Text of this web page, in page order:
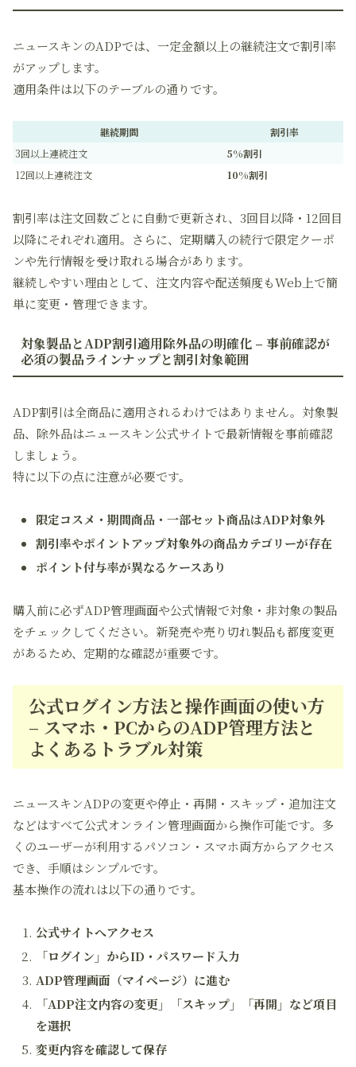
ニュースキンのADPでは、一定金額以上の継続注文で割引率
がアップします。
適用条件は以下のテーブルの通りです。
継続期間
割引率
3回以上連続注文
5%割引
12回以上連続注文
10%割引
割引率は注文回数ごとに自動で更新され、3回目以降・12回目
以降にそれぞれ適用。さらに、定期購入の続行で限定クーポ
ンや先行情報を受け取れる場合があります。
継続しやすい理由として、注文内容や配送頻度もWeb上で簡
単に変更・管理できます。
対象製品とADP割引適用除外品の明確化 – 事前確認が
必須の製品ラインナップと割引対象範囲
ADP割引は全商品に適用されるわけではありません。対象製
品、除外品はニュースキン公式サイトで最新情報を事前確認
しましょう。
特に以下の点に注意が必要です。
限定コスメ・期間商品・一部セット商品はADP対象外
割引率やポイントアップ対象外の商品カテゴリーが存在
ポイント付与率が異なるケースあり
購入前に必ずADP管理画面や公式情報で対象・非対象の製品
をチェックしてください。新発売や売り切れ製品も都度変更
があるため、定期的な確認が重要です。
公式ログイン方法と操作画面の使い方
– スマホ・PCからのADP管理方法と
よくあるトラブル対策
ニュースキンADPの変更や停止・再開・スキップ・追加注文
などはすべて公式オンライン管理画面から操作可能です。多
くのユーザーが利用するパソコン・スマホ両方からアクセス
でき、手順はシンプルです。
基本操作の流れは以下の通りです。
公式サイトへアクセス
「ログイン」からID・パスワード入力
ADP管理画面（マイページ）に進む
「ADP注文内容の変更」「スキップ」「再開」など項目
を選択
変更内容を確認して保存